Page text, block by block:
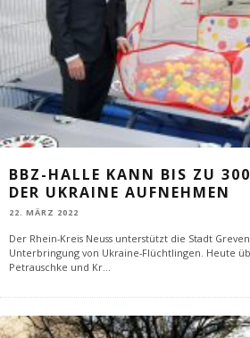
BBZ-HALLE KANN BIS ZU
DER UKRAINE AUFNEHMEN
22. MÄRZ 2022
Der Rhein-Kreis Neuss unterstützt die Stadt
Unterbringung von Ukraine-Flüchtlingen. Heute
Petrauschke und Kr...